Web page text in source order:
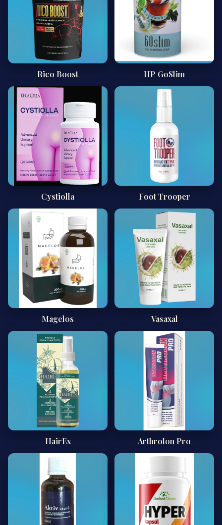
Rico Boost HP GoSlim
Cystiolla Foot Trooper
Magelos Vasaxal
HairEx Arthrolon Pro